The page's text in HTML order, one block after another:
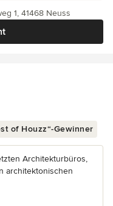
1, 41468 Neuss
Sternen
of Houzz“-Gewinner
Architekturbüros,
architektonischen